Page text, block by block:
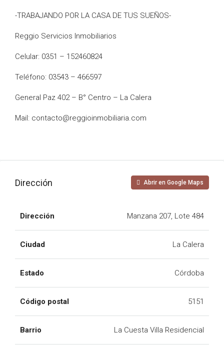
-TRABAJANDO POR LA CASA DE TUS SUEÑOS-
Reggio Servicios Inmobiliarios
Celular: 0351 – 152460824
Teléfono: 03543 – 466597
General Paz 402 – B° Centro – La Calera
Mail: contacto@reggioinmobiliaria.com
Dirección Abrir en Google Maps
Dirección Manzana 207, Lote 484
Ciudad La Calera
Estado Córdoba
Código postal 5151
Barrio La Cuesta Villa Residencial